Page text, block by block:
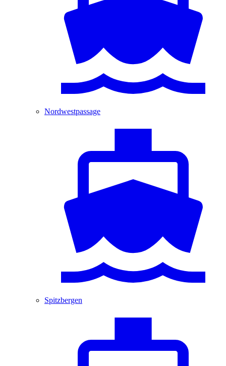
Nordwestpassage
Spitzbergen